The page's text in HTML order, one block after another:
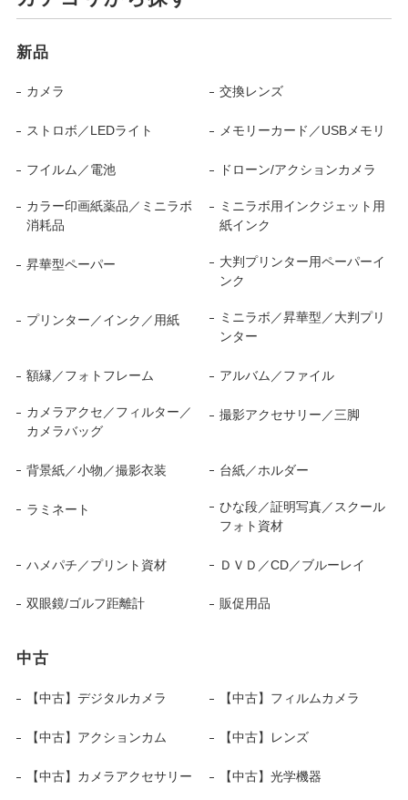
新品
カメラ 交換レンズ
ストロボ／LEDライト メモリーカード／USBメモリ
フイルム／電池 ドローン/アクションカメラ
カラー印画紙薬品／ミニラボ
消耗品
ミニラボ用インクジェット用
紙インク
昇華型ペーパー
大判プリンター用ペーパーイ
ンク
プリンター／インク／用紙
ミニラボ／昇華型／大判プリ
ンター
額縁／フォトフレーム アルバム／ファイル
カメラアクセ／フィルター／
カメラバッグ
撮影アクセサリー／三脚
背景紙／小物／撮影衣装 台紙／ホルダー
ラミネート
ひな段／証明写真／スクール
フォト資材
ハメパチ／プリント資材 ＤＶＤ／CD／ブルーレイ
双眼鏡/ゴルフ距離計 販促用品
中古
【中古】デジタルカメラ 【中古】フィルムカメラ
【中古】アクションカム 【中古】レンズ
【中古】カメラアクセサリー 【中古】光学機器